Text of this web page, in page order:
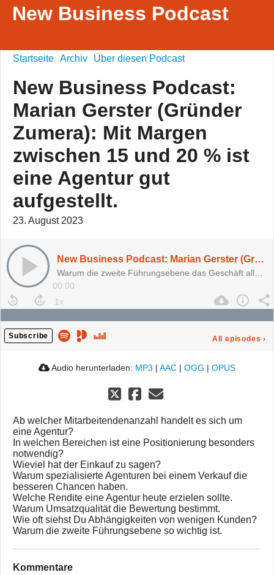
New Business Podcast
Startseite Archiv Über diesen Podcast
New Business Podcast:
Marian Gerster (Gründer
Zumera): Mit Margen
zwischen 15 und 20 % ist
eine Agentur gut
aufgestellt.
23. August 2023
New Business Podcast: Marian Gerster (Gründer Zumera): Mit Margen zwischen 15 und 20 % ist eine Agentur gut aufgestellt.
00:00
Subscribe All episodes ›
Audio herunterladen: MP3 | AAC | OGG | OPUS
Ab welcher Mitarbeitendenanzahl handelt es sich um
eine Agentur?
In welchen Bereichen ist eine Positionierung besonders
notwendig?
Wieviel hat der Einkauf zu sagen?
Warum spezialisierte Agenturen bei einem Verkauf die
besseren Chancen haben.
Welche Rendite eine Agentur heute erzielen sollte.
Warum Umsatzqualität die Bewertung bestimmt.
Wie oft siehst Du Abhängigkeiten von wenigen Kunden?
Warum die zweite Führungsebene so wichtig ist.
Kommentare